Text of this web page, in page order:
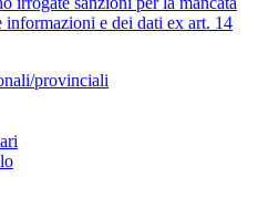
informazioni e dei dati ex art. 14
provinciali